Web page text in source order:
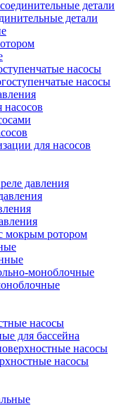
детали
детали
насосы
насосы
насосов
для насосов
давления
мокрым ротором
моноблочные
насосы
для бассейна
насосы
насосы